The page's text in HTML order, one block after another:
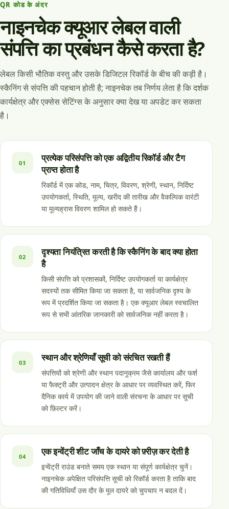
QR कोड के अंदर
नाइनचेक क्यूआर लेबल वाली
संपत्ति का प्रबंधन कैसे करता है?
लेबल किसी भौतिक वस्तु और उसके डिजिटल रिकॉर्ड के बीच की कड़ी है।
स्कैनिंग से संपत्ति की पहचान होती है; नाइनचेक तब निर्णय लेता है कि दर्शक
कार्यक्षेत्र और एक्सेस सेटिंग्स के अनुसार क्या देख या अपडेट कर सकता
है।
01
प्रत्येक परिसंपत्ति को एक अद्वितीय रिकॉर्ड और टैग
प्राप्त होता है
रिकॉर्ड में एक कोड, नाम, चित्र, विवरण, श्रेणी, स्थान, निर्दिष्ट
उपयोगकर्ता, स्थिति, मूल्य, खरीद की तारीख और वैकल्पिक वारंटी
या मूल्यह्रास विवरण शामिल हो सकते हैं।
02
दृश्यता नियंत्रित करती है कि स्कैनिंग के बाद क्या होता
है
किसी संपत्ति को प्रशासकों, निर्दिष्ट उपयोगकर्ता या कार्यक्षेत्र
सदस्यों तक सीमित किया जा सकता है, या सार्वजनिक दृश्य के
रूप में प्रदर्शित किया जा सकता है। एक क्यूआर लेबल स्वचालित
रूप से सभी आंतरिक जानकारी को सार्वजनिक नहीं करता है।
03 स्थान और श्रेणियाँ सूची को संरचित रखती हैं
संपत्तियों को श्रेणी और स्थान पदानुक्रम जैसे कार्यालय और फर्श
या फैक्ट्री और उत्पादन क्षेत्र के आधार पर व्यवस्थित करें, फिर
दैनिक कार्य में उपयोग की जाने वाली संरचना के आधार पर सूची
को फ़िल्टर करें।
04 एक इन्वेंट्री शीट जाँच के दायरे को फ़्रीज़ कर देती है
इन्वेंट्री राउंड बनाते समय एक स्थान या संपूर्ण कार्यक्षेत्र चुनें।
नाइनचेक अपेक्षित परिसंपत्ति सूची को रिकॉर्ड करता है ताकि बाद
की गतिविधियाँ उस दौर के मूल दायरे को चुपचाप न बदल दें।